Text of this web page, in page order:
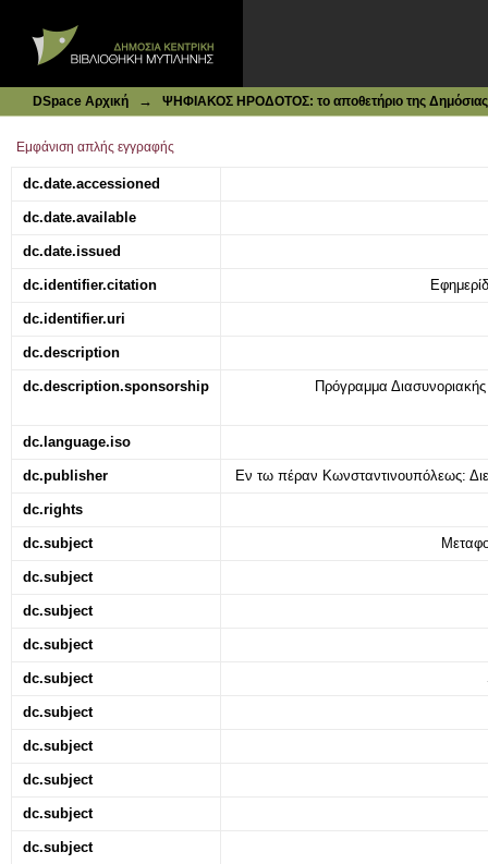
DSpace Αρχική → ΨΗΦΙΑΚΟΣ ΗΡΟΔΟΤΟΣ: το αποθετήριο της Δημόσιας
Εμφάνιση απλής εγγραφής
dc.date.accessioned
dc.date.available
dc.date.issued
dc.identifier.citation
dc.identifier.uri
dc.description
dc.description.sponsorship Πρόγραμμα
dc.language.iso
dc.publisher Εν τω πέραν Κωνσταντινουπόλεως:
dc.rights
dc.subject
dc.subject
dc.subject
dc.subject
dc.subject
dc.subject
dc.subject
dc.subject
dc.subject
dc.subject